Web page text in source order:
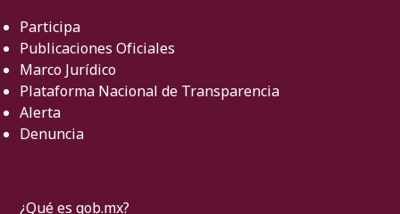
Participa
Publicaciones Oficiales
Marco Jurídico
Plataforma Nacional de Transparencia
Alerta
Denuncia
¿Qué es gob.mx?